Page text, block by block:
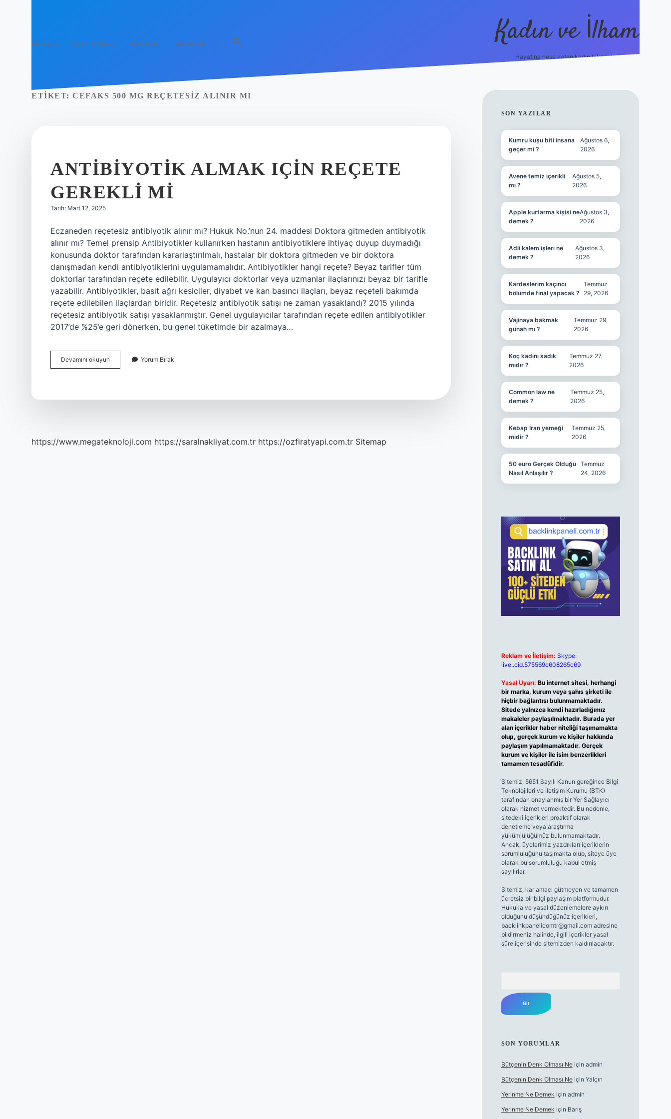
Anasayfa Gizlilik Politikası Yasal Uyarı Hakkımızda Kadın ve İlham
Hayatına neşe katan kadın hikayeleri!
ETIKET: CEFAKS 500 MG REÇETESIZ ALINIR MI
ANTIBIYOTIK ALMAK IÇIN REÇETE
GEREKLI MI
Tarih: Mart 12, 2025
Eczaneden reçetesiz antibiyotik alınır mı? Hukuk No.’nun 24. maddesi Doktora gitmeden antibiyotik
alınır mı? Temel prensip Antibiyotikler kullanırken hastanın antibiyotiklere ihtiyaç duyup duymadığı
konusunda doktor tarafından kararlaştırılmalı, hastalar bir doktora gitmeden ve bir doktora
danışmadan kendi antibiyotiklerini uygulamamalıdır. Antibiyotikler hangi reçete? Beyaz tarifler tüm
doktorlar tarafından reçete edilebilir. Uygulayıcı doktorlar veya uzmanlar ilaçlarınızı beyaz bir tarifle
yazabilir. Antibiyotikler, basit ağrı kesiciler, diyabet ve kan basıncı ilaçları, beyaz reçeteli bakımda
reçete edilebilen ilaçlardan biridir. Reçetesiz antibiyotik satışı ne zaman yasaklandı? 2015 yılında
reçetesiz antibiyotik satışı yasaklanmıştır. Genel uygulayıcılar tarafından reçete edilen antibiyotikler
2017’de %25’e geri dönerken, bu genel tüketimde bir azalmaya…
Devamını okuyun Antibiyotik
Almak
Yorum Bırak
https://www.megateknoloji.com https://saralnakliyat.com.tr https://ozfiratyapi.com.tr Sitemap
SIDEBAR
SON YAZILAR
Kumru kuşu biti insana
geçer mi ?
Ağustos 6,
2026
Avene temiz içerikli
mi ?
Ağustos 5,
2026
Apple kurtarma kişisi ne
demek ?
Ağustos 3,
2026
Adli kalem işleri ne
demek ?
Ağustos 3,
2026
Kardeslerim kaçıncı
bölümde final yapacak ?
Temmuz
29, 2026
Vajinaya bakmak
günah mı ?
Temmuz 29,
2026
Koç kadını sadık
mıdır ?
Temmuz 27,
2026
Common law ne
demek ?
Temmuz 25,
2026
Kebap İran yemeği
midir ?
Temmuz 25,
2026
50 euro Gerçek Olduğu
Nasıl Anlaşılır ?
Temmuz
24, 2026
Reklam ve İletişim: Skype:
live:.cid.575569c608265c69
Yasal Uyarı: Bu internet sitesi, herhangi
bir marka, kurum veya şahıs şirketi ile
hiçbir bağlantısı bulunmamaktadır.
Sitede yalnızca kendi hazırladığımız
makaleler paylaşılmaktadır. Burada yer
alan içerikler haber niteliği taşımamakta
olup, gerçek kurum ve kişiler hakkında
paylaşım yapılmamaktadır. Gerçek
kurum ve kişiler ile isim benzerlikleri
tamamen tesadüfidir.
Sitemiz, 5651 Sayılı Kanun gereğince Bilgi
Teknolojileri ve İletişim Kurumu (BTK)
tarafından onaylanmış bir Yer Sağlayıcı
olarak hizmet vermektedir. Bu nedenle,
sitedeki içerikleri proaktif olarak
denetleme veya araştırma
yükümlülüğümüz bulunmamaktadır.
Ancak, üyelerimiz yazdıkları içeriklerin
sorumluluğunu taşımakta olup, siteye üye
olarak bu sorumluluğu kabul etmiş
sayılırlar.
Sitemiz, kar amacı gütmeyen ve tamamen
ücretsiz bir bilgi paylaşım platformudur.
Hukuka ve yasal düzenlemelere aykırı
olduğunu düşündüğünüz içerikleri,
backlinkpanelicomtr@gmail.comadresine
bildirmeniz halinde, ilgili içerikler yasal
süre içerisinde sitemizden kaldırılacaktır.
SON YORUMLAR
Bütçenin Denk Olması Neiçin admin
Bütçenin Denk Olması Neiçin Yalçın
Yerinme Ne Demek için admin
Yerinme Ne Demek için Barış
ilbet https://